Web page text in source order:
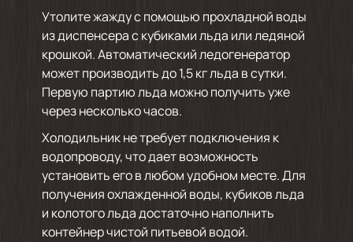
Утолите жажду с помощью прохладной воды
из диспенсера с кубиками льда или ледяной
крошкой. Автоматический ледогенератор
может производить до 1,5 кг льда в сутки.
Первую партию льда можно получить уже
через несколько часов.
Холодильник не требует подключения к
водопроводу, что дает возможность
установить его в любом удобном месте. Для
получения охлажденной воды, кубиков льда
и колотого льда достаточно наполнить
контейнер чистой питьевой водой.